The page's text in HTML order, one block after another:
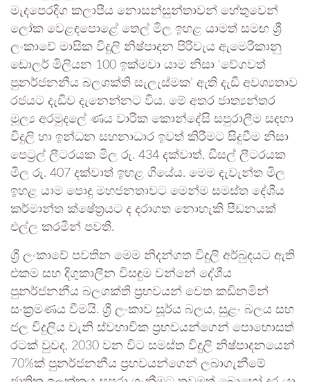
මැදපෙරදිග කලාපීය නොසන්සුන්තාවන් හේතුවෙන්
ලෝක වෙළඳපොළේ තෙල් මිල ඉහළ යාමත් සමඟ ශ්‍රී
ලංකාවේ මාසික විදුලි නිෂ්පාදන පිරිවැය ඇමෙරිකානු
ඩොලර් මිලියන 100 ඉක්මවා යාම නිසා ‘වේගවත්
පුනර්ජනනීය බලශක්ති සැලැස්මක’ ඇති දැඩි අවශ්‍යතාව
රජයට දැඩිව දැනෙන්නට විය. මේ අතර ජාත්‍යන්තර
මූල්‍ය අරමුදලේ ණය වාරික කොන්දේසි සපුරාලීම සඳහා
විදුලි හා ඉන්ධන සහනාධාර ඉවත් කිරීමට සිදුවීම නිසා
පෙට්‍රල් ලීටරයක මිල රු. 434 දක්වාත්, ඩීසල් ලීටරයක
මිල රු. 407 දක්වාත් ඉහළ ගියේය. මෙම දැවැන්ත මිල
ඉහළ යාම පොදු මහජනතාවට මෙන්ම සමස්ත දේශීය
කර්මාන්ත ක්ෂේත්‍රයට ද දරාගත නොහැකි පීඩනයක්
එල්ල කරමින් පවතී.
ශ්‍රී ලංකාවේ පවතින මෙම නිදන්ගත විදුලි අර්බුදයට ඇති
එකම සහ දිගුකාලීන විසඳුම වන්නේ දේශීය
පුනර්ජනනීය බලශක්ති ප්‍රභවයන් වෙත කඩිනමින්
සංක්‍රමණය වීමයි. ශ්‍රී ලංකාව සූර්ය බලය, සුළං බලය සහ
ජල විදුලිය වැනි ස්වභාවික ප්‍රභවයන්ගෙන් පොහොසත්
රටක් වුවද, 2030 වන විට සමස්ත විදුලි නිෂ්පාදනයෙන්
70%ක් පුනර්ජනනීය ප්‍රභවයන්ගෙන් ලබාගැනීමේ